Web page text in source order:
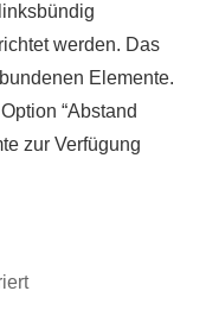
werden. Das
Elemente.
“Abstand
zur Verfügung